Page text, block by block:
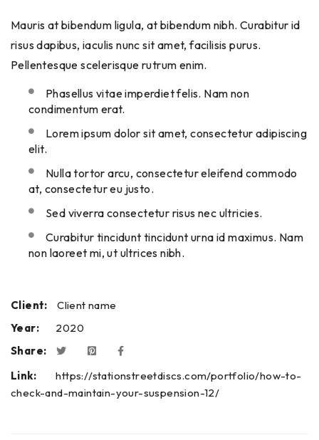
Mauris at bibendum ligula, at bibendum nibh. Curabitur id
risus dapibus, iaculis nunc sit amet, facilisis purus.
Pellentesque scelerisque rutrum enim.
Phasellus vitae imperdiet felis. Nam non
condimentum erat.
Lorem ipsum dolor sit amet, consectetur adipiscing
elit.
Nulla tortor arcu, consectetur eleifend commodo
at, consectetur eu justo.
Sed viverra consectetur risus nec ultricies.
Curabitur tincidunt tincidunt urna id maximus. Nam
non laoreet mi, ut ultrices nibh.
Client:
Client name
Year:
2020
Share:
Link:
https://stationstreetdiscs.com/portfolio/how-to-
check-and-maintain-your-suspension-12/